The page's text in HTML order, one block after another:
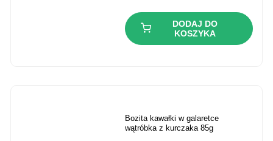
5,99 zł.4,69 zł.
DODAJ DO
KOSZYKA
bozita kawałki w galaretce
wątróbka z kurczaka 85g